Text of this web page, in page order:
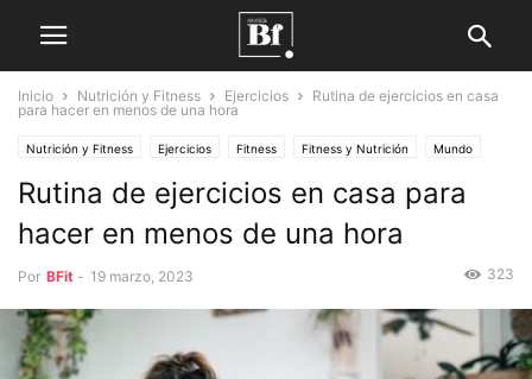
Inicio Nutrición y Fitness Ejercicios
Rutina de ejercicios en casa
para hacer en menos de una hora
Nutrición y Fitness Ejercicios Fitness Fitness y Nutrición Mundo
Rutina de ejercicios en casa para
hacer en menos de una hora
Por BFit - 19 marzo, 2023 323